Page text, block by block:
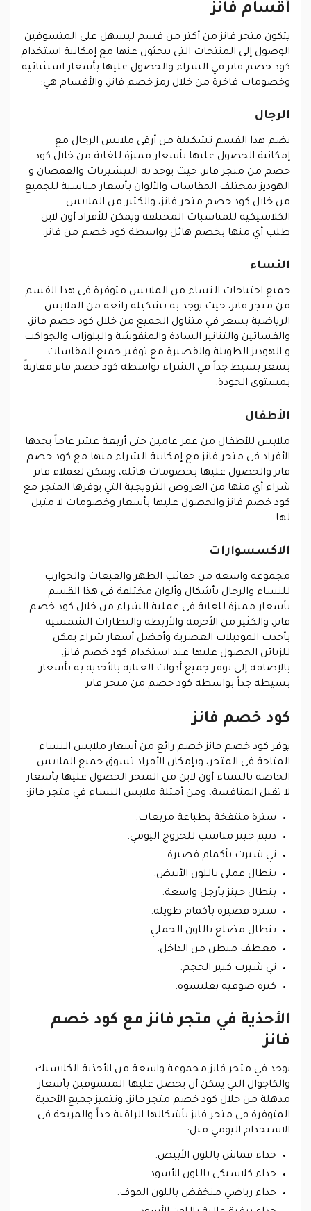
أقسام فانز
يتكون متجر فانز من أكثر من قسم ليسهل على المتسوقين
الوصول إلى المنتجات التي يبحثون عنها مع إمكانية استخدام
كود خصم فانز في الشراء والحصول عليها بأسعار استثنائية
وخصومات فاخرة من خلال رمز خصم فانز، والأقسام هي:
الرجال
يضم هذا القسم تشكيلة من أرقى ملابس الرجال مع
إمكانية الحصول عليها بأسعار مميزة للغاية من خلال كود
خصم من متجر فانز، حيث يوجد به التيشيرتات والقمصان و
الهوديز بمختلف المقاسات والألوان بأسعار مناسبة للجميع
من خلال كود خصم متجر فانز، والكثير من الملابس
الكلاسيكية للمناسبات المختلفة ويمكن للأفراد أون لاين
طلب أي منها بخصم هائل بواسطة كود خصم من فانز.
النساء
جميع احتياجات النساء من الملابس متوفرة في هذا القسم
من متجر فانز، حيث يوجد به تشكيلة رائعة من الملابس
الرياضية بسعر في متناول الجميع من خلال كود خصم فانز،
والفساتين والتنانير السادة والمنقوشة والبلوزات والجواكت
و الهوديز الطويلة والقصيرة مع توفير جميع المقاسات
بسعر بسيط جداً في الشراء بواسطة كود خصم فانز مقارنةً
بمستوى الجودة.
الأطفال
ملابس للأطفال من عمر عامين حتى أربعة عشر عاماً يجدها
الأفراد في متجر فانز مع إمكانية الشراء منها مع كود خصم
فانز والحصول عليها بخصومات هائلة، ويمكن لعملاء فانز
شراء أي منها من العروض الترويجية التي يوفرها المتجر مع
كود خصم فانز والحصول عليها بأسعار وخصومات لا مثيل
لها.
الاكسسوارات
مجموعة واسعة من حقائب الظهر والقبعات والجوارب
للنساء والرجال بأشكال وألوان مختلفة في هذا القسم
بأسعار مميزة للغاية في عملية الشراء من خلال كود خصم
فانز، والكثير من الأحزمة والأربطة والنظارات الشمسية
بأحدث الموديلات العصرية وأفضل أسعار شراء يمكن
للزبائن الحصول عليها عند استخدام كود خصم فانز،
بالإضافة إلى توفر جميع أدوات العناية بالأحذية به بأسعار
بسيطة جداً بواسطة كود خصم من متجر فانز.
كود خصم فانز
يوفر كود خصم فانز خصم رائع من أسعار ملابس النساء
المتاحة في المتجر، وبإمكان الأفراد تسوق جميع الملابس
الخاصة بالنساء أون لاين من المتجر الحصول عليها بأسعار
لا تقبل المنافسة، ومن أمثلة ملابس النساء في متجر فانز:
سترة منتفخة بطباعة مربعات.
دنيم جينز مناسب للخروج اليومي.
تي شيرت بأكمام قصيرة.
بنطال عملى باللون الأبيض.
بنطال جينز بأرجل واسعة.
سترة قصيرة بأكمام طويلة.
بنطال مضلع باللون الجملي.
معطف مبطن من الداخل.
تي شيرت كبير الحجم.
كنزة صوفية بقلنسوة.
الأحذية في متجر فانز مع كود خصم
فانز
يوجد في متجر فانز مجموعة واسعة من الأحذية الكلاسيك
والكاجوال التي يمكن أن يحصل عليها المتسوقين بأسعار
مذهلة من خلال كود خصم متجر فانز، وتتميز جميع الأحذية
المتوفرة في متجر فانز بأشكالها الراقية جداً والمريحة في
الاستخدام اليومي مثل:
حذاء قماش باللون الأبيض.
حذاء كلاسيكي باللون الأسود.
حذاء رياضي منخفض باللون الموف.